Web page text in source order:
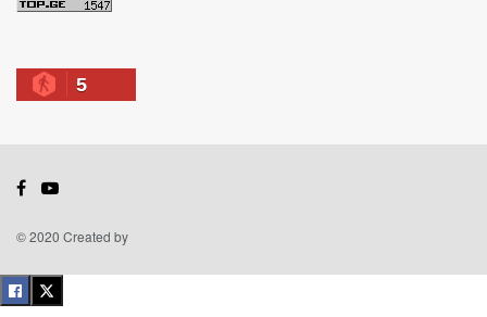
5
© 2020 Created by